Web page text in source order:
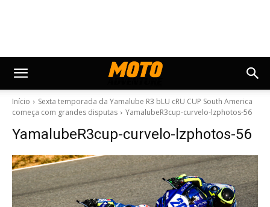
Início
Sexta temporada da Yamalube R3 bLU cRU CUP South America
começa com grandes disputas
YamalubeR3cup-curvelo-lzphotos-56
YamalubeR3cup-curvelo-lzphotos-56